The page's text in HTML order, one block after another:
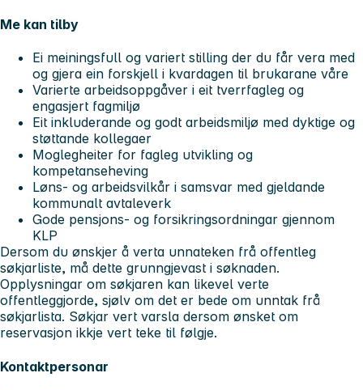
Me kan tilby
Ei meiningsfull og variert stilling der du får vera med
og gjera ein forskjell i kvardagen til brukarane våre
Varierte arbeidsoppgåver i eit tverrfagleg og
engasjert fagmiljø
Eit inkluderande og godt arbeidsmiljø med dyktige og
støttande kollegaer
Moglegheiter for fagleg utvikling og
kompetanseheving
Løns- og arbeidsvilkår i samsvar med gjeldande
kommunalt avtaleverk
Gode pensjons- og forsikringsordningar gjennom
KLP
Dersom du ønskjer å verta unnateken frå offentleg
søkjarliste, må dette grunngjevast i søknaden.
Opplysningar om søkjaren kan likevel verte
offentleggjorde, sjølv om det er bede om unntak frå
søkjarlista. Søkjar vert varsla dersom ønsket om
reservasjon ikkje vert teke til følgje.
Kontaktpersonar